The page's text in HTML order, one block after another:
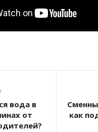
вода в
от
как